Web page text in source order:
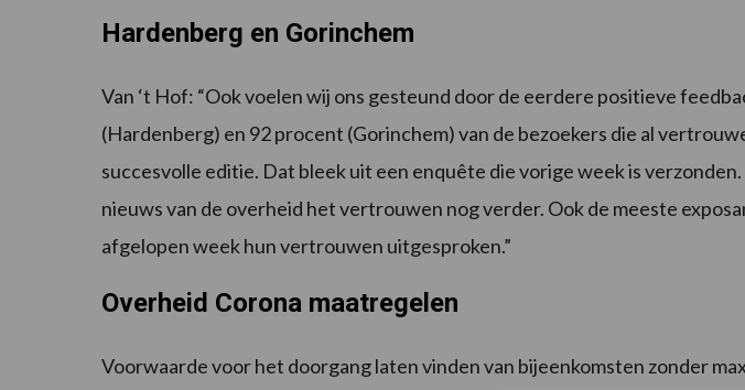
Hardenberg en Gorinchem
Van ‘t Hof: “Ook voelen wij ons gesteund door de eerdere positieve
(Hardenberg) en 92 procent (Gorinchem) van de bezoekers die al
succesvolle editie. Dat bleek uit een enquête die vorige week is
nieuws van de overheid het vertrouwen nog verder. Ook de meeste
afgelopen week hun vertrouwen uitgesproken.”
Overheid Corona maatregelen
Voorwaarde voor het doorgang laten vinden van bijeenkomsten zonder